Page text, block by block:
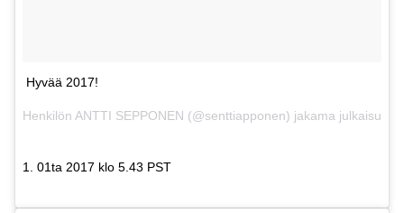
Hyvää 2017!
Henkilön ANTTI SEPPONEN (@senttiapponen) jakama julkaisu
1. 01ta 2017 klo 5.43 PST